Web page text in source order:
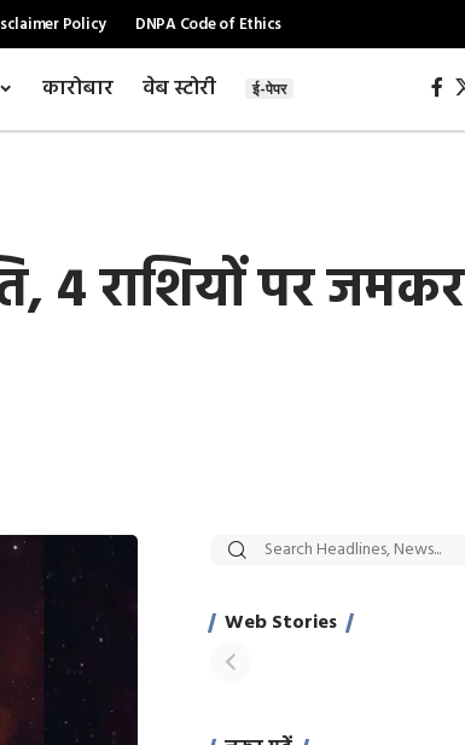
Policy DNPA Code of Ethics
कारोबार वेब स्टोरी ई-पेपर
4 राशियों पर जमकर
Web Stories
सट्टेबाजी में अरेस्ट हुए
साहिल खान